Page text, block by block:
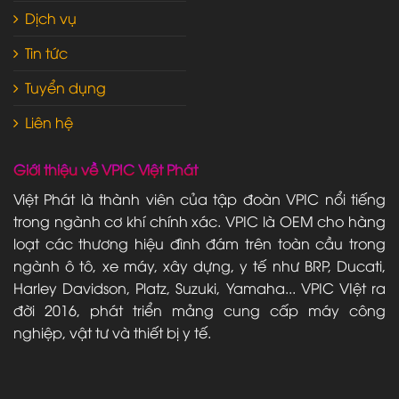
Dịch vụ
Tin tức
Tuyển dụng
Liên hệ
Giới thiệu về VPIC Việt Phát
Việt Phát là thành viên của tập đoàn VPIC nổi tiếng
trong ngành cơ khí chính xác. VPIC là OEM cho hàng
loạt các thương hiệu đình đám trên toàn cầu trong
ngành ô tô, xe máy, xây dựng, y tế như BRP, Ducati,
Harley Davidson, Platz, Suzuki, Yamaha... VPIC VIệt ra
đời 2016, phát triển mảng cung cấp máy công
nghiệp, vật tư và thiết bị y tế.